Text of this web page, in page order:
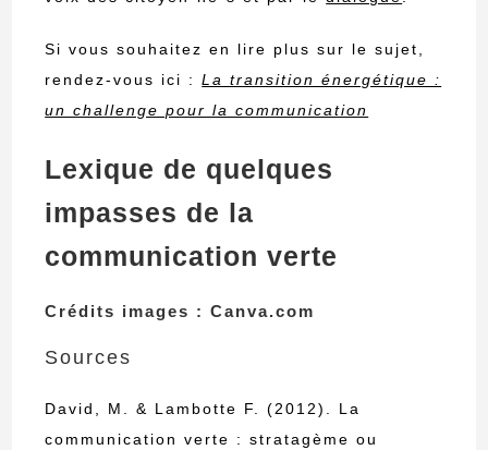
Si vous souhaitez en lire plus sur le sujet,
rendez-vous ici :La transition énergétique :
un challenge pour la communication
Lexique de quelques
impasses de la
communication verte
Crédits images : Canva.com
Sources
David, M. & Lambotte F. (2012). La
communication verte : stratagème ou